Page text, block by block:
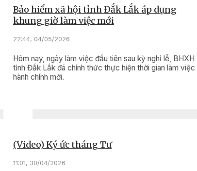
Bảo hiểm xã hội tỉnh Đắk Lắk áp dụng
khung giờ làm việc mới
22:44, 04/05/2026
Hôm nay, ngày làm việc đầu tiên sau kỳ nghỉ lễ, BHXH
tỉnh Đắk Lắk đã chính thức thực hiện thời gian làm việc
hành chính mới.
(Video) Ký ức tháng Tư
11:01, 30/04/2026